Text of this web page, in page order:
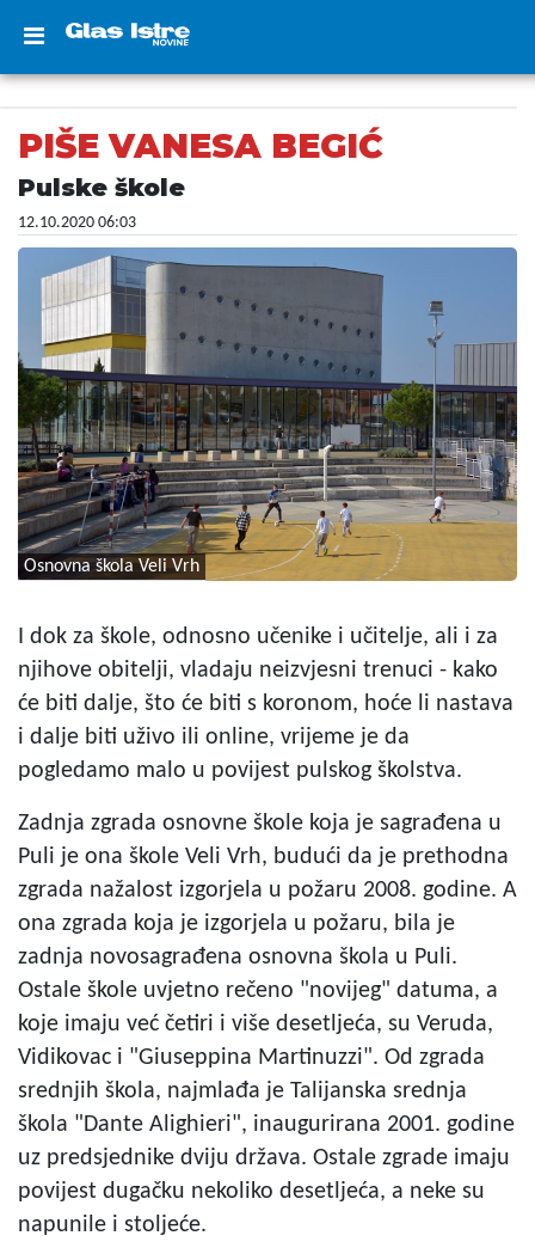
PIŠE VANESA BEGIĆ
Pulske škole
12.10.2020 06:03
Osnovna škola Veli Vrh
I dok za škole, odnosno učenike i učitelje, ali i za
njihove obitelji, vladaju neizvjesni trenuci - kako
će biti dalje, što će biti s koronom, hoće li nastava
i dalje biti uživo ili online, vrijeme je da
pogledamo malo u povijest pulskog školstva.
Zadnja zgrada osnovne škole koja je sagrađena u
Puli je ona škole Veli Vrh, budući da je prethodna
zgrada nažalost izgorjela u požaru 2008. godine. A
ona zgrada koja je izgorjela u požaru, bila je
zadnja novosagrađena osnovna škola u Puli.
Ostale škole uvjetno rečeno "novijeg" datuma, a
koje imaju već četiri i više desetljeća, su Veruda,
Vidikovac i "Giuseppina Martinuzzi". Od zgrada
srednjih škola, najmlađa je Talijanska srednja
škola "Dante Alighieri", inaugurirana 2001. godine
uz predsjednike dviju država. Ostale zgrade imaju
povijest dugačku nekoliko desetljeća, a neke su
napunile i stoljeće.